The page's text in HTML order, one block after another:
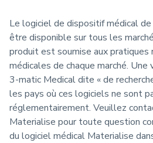
Le logiciel de dispositif médical
être disponible sur tous les
produit est soumise aux
médicales de chaque marché.
3-matic Medical dite « de
les pays où ces logiciels ne sont
réglementairement. Veuillez
Materialise pour toute question
du logiciel médical Materialise